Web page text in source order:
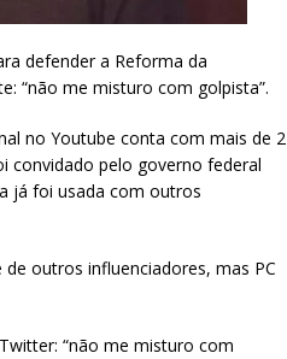
defender a Reforma da
“não me misturo com golpista”.
no Youtube conta com mais de 2
convidado pelo governo federal
já foi usada com outros
outros influenciadores, mas PC
“não me misturo com